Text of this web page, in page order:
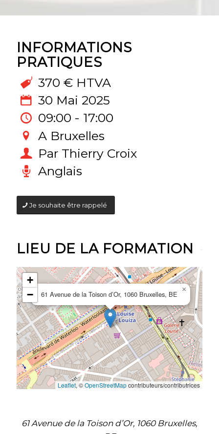
INFORMATIONS
PRATIQUES
370 € HTVA
30 Mai 2025
09:00 - 17:00
A Bruxelles
Par Thierry Croix
Anglais
Je souhaite être rappelé
LIEU DE LA FORMATION
61 Avenue de la Toison d’Or, 1060 Bruxelles, BE
×
+
−
Leaflet, ©OpenStreetMapcontributeurs/contributrices
61 Avenue de la Toison d’Or, 1060 Bruxelles,